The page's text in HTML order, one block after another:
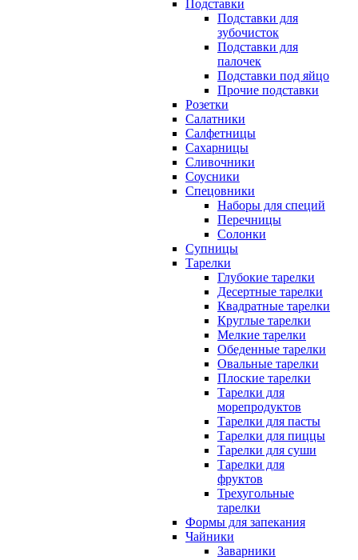
Подставки
Подставки для
зубочисток
Подставки для
палочек
Подставки под яйцо
Прочие подставки
Розетки
Салатники
Салфетницы
Сахарницы
Сливочники
Соусники
Спецовники
Наборы для специй
Перечницы
Солонки
Супницы
Тарелки
Глубокие тарелки
Десертные тарелки
Квадратные тарелки
Круглые тарелки
Мелкие тарелки
Обеденные тарелки
Овальные тарелки
Плоские тарелки
Тарелки для
морепродуктов
Тарелки для пасты
Тарелки для пиццы
Тарелки для суши
Тарелки для
фруктов
Трехугольные
тарелки
Формы для запекания
Чайники
Заварники